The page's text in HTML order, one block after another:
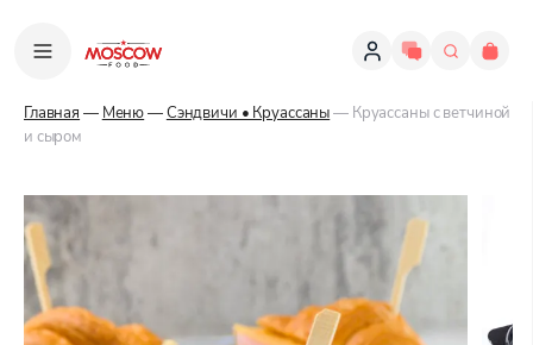
Главная — Меню—Сэндвичи • Круассаны— Круассаны с ветчиной
и сыром